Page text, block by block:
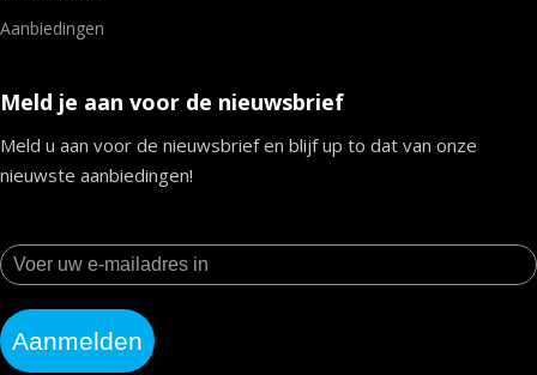
Aanbiedingen
Meld je aan voor de nieuwsbrief
Meld u aan voor de nieuwsbrief en blijf up to dat van onze
nieuwste aanbiedingen!
Aanmelden